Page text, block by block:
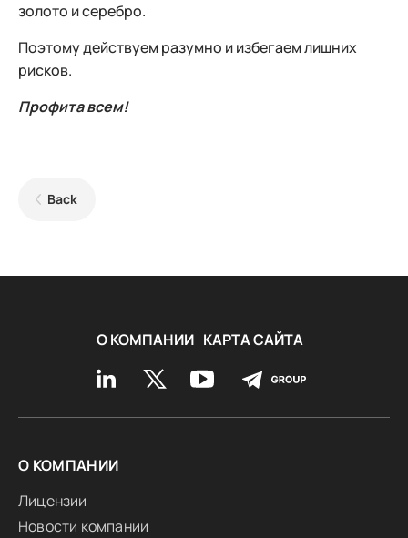
золото и серебро.
Поэтому действуем разумно и избегаем лишних
рисков.
Профита всем!
Back
О КОМПАНИИ КАРТА САЙТА
О КОМПАНИИ
Лицензии
Новости компании